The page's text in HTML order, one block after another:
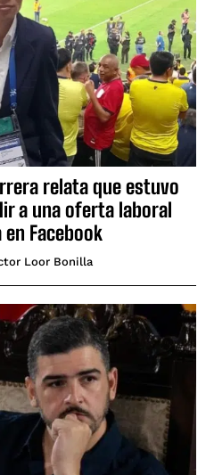
relata que estuvo
a una oferta laboral
Facebook
Loor Bonilla